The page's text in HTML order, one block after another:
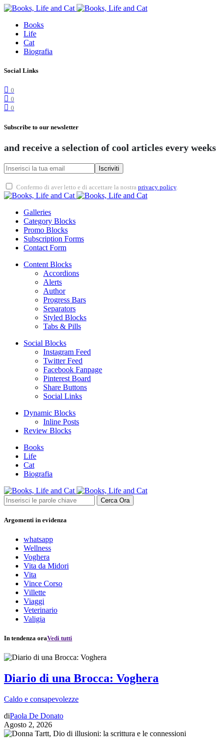
Books
Life
Cat
Biografia
Social Links
0
0
0
Subscribe to our newsletter
and receive a selection of cool articles every weeks
Iscriviti
Confermo di aver letto e di accettare la nostra privacy policy.
Galleries
Category Blocks
Promo Blocks
Subscription Forms
Contact Form
Content Blocks
Accordions
Alerts
Author
Progress Bars
Separators
Styled Blocks
Tabs & Pills
Social Blocks
Instagram Feed
Twitter Feed
Facebook Fanpage
Pinterest Board
Share Buttons
Social Links
Dynamic Blocks
Inline Posts
Review Blocks
Books
Life
Cat
Biografia
Cerca Ora
Argomenti in evidenza
whatsapp
Wellness
Voghera
Vita da Midori
Vita
Vince Corso
Villette
Viaggi
Veterinario
Valigia
In tendenza oraVedi tutti
Diario di una Brocca: Voghera
Caldo e consapevolezze
diPaola De Donato
Agosto 2, 2026